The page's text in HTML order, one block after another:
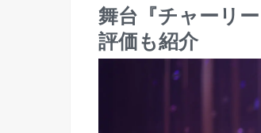
舞台『チャーリ
評価も紹介